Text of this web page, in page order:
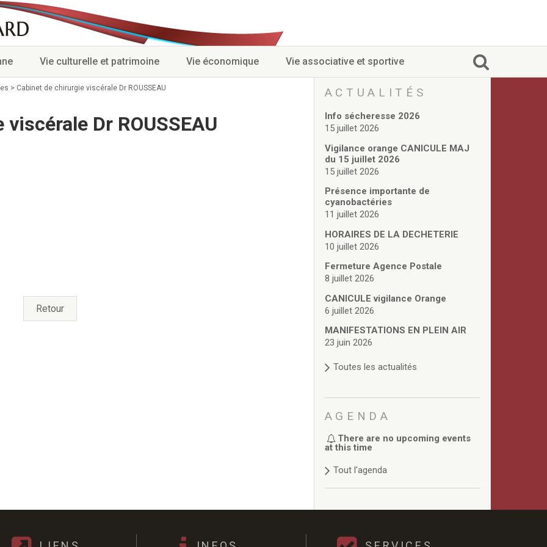
Vie culturelle et patrimoine Vie économique Vie associative et sportive
> Cabinet de chirurgie viscérale Dr ROUSSEAU
Dr ROUSSEAU
Retour
ACTUALITÉS
Info sécheresse 2026
15 juillet 2026
Vigilance orange CANICULE MAJ
du 15 juillet 2026
15 juillet 2026
Présence importante de
cyanobactéries
11 juillet 2026
HORAIRES DE LA DECHETERIE
10 juillet 2026
Fermeture Agence Postale
8 juillet 2026
CANICULE vigilance Orange
6 juillet 2026
MANIFESTATIONS EN PLEIN AIR
23 juin 2026
Toutes les actualités
AGENDA
There are no upcoming events
at this time
Tout l'agenda